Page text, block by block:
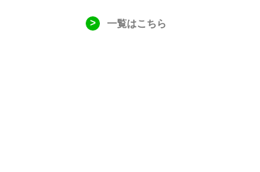
一覧はこちら